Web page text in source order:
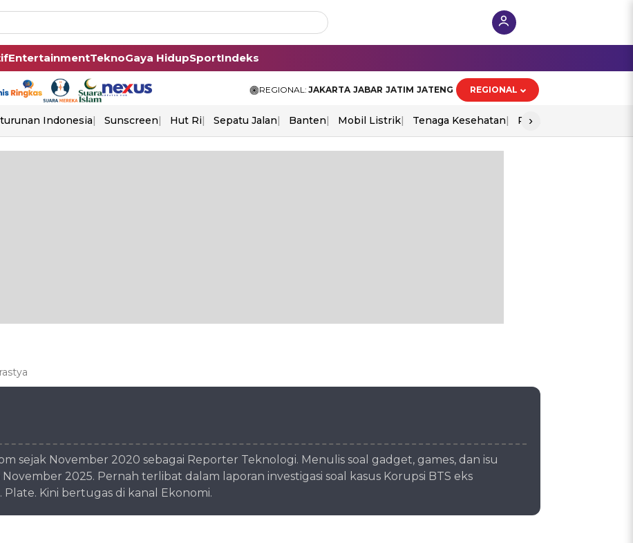
EntertainmentTeknoGaya HidupSportIndeks
REGIONAL: JAKARTA JABAR JATIM JATENG REGIONAL
Indonesia Sunscreen Hut Ri Sepatu Jalan Banten Mobil Listrik Tenaga Kesehatan Perang As-Iran
›
sejak November 2020 sebagai Reporter Teknologi. Menulis soal gadget, games, dan isu
2025. Pernah terlibat dalam laporan investigasi soal kasus Korupsi BTS eks
Kini bertugas di kanal Ekonomi.